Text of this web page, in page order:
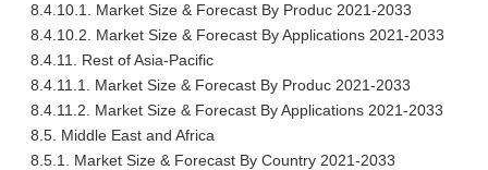
8.4.10.1. Market Size & Forecast By Produc 2021-2033
8.4.10.2. Market Size & Forecast By Applications 2021-2033
8.4.11. Rest of Asia-Pacific
8.4.11.1. Market Size & Forecast By Produc 2021-2033
8.4.11.2. Market Size & Forecast By Applications 2021-2033
8.5. Middle East and Africa
8.5.1. Market Size & Forecast By Country 2021-2033